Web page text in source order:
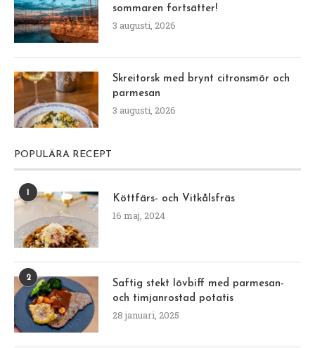
sommaren fortsätter!
3 augusti, 2026
Skreitorsk med brynt citronsmör och
parmesan
3 augusti, 2026
POPULÄRA RECEPT
1
Köttfärs- och Vitkålsfräs
16 maj, 2024
2
Saftig stekt lövbiff med parmesan-
och timjanrostad potatis
28 januari, 2025